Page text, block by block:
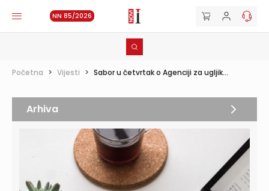
NN 85/2026
Početna > Vijesti > Sabor u četvrtak o Agenciji za ugljik...
Arhiva